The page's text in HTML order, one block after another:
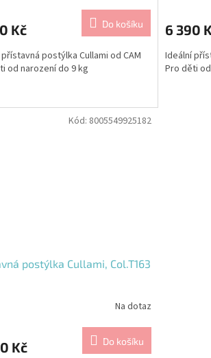
Kč Do košíku
postýlka Cullami od CAM
od narození do 9 kg
6 390
Ideální
Pro děti
postýlka Cullami, Col.T163
Na dotaz
Kč Do košíku
Kód: 8005549925182